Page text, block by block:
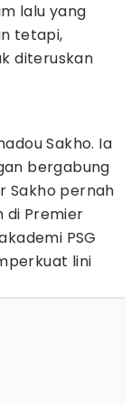
lalu yang
tetapi,
diteruskan
Sakho. Ia
bergabung
Sakho pernah
di Premier
PSG
lini